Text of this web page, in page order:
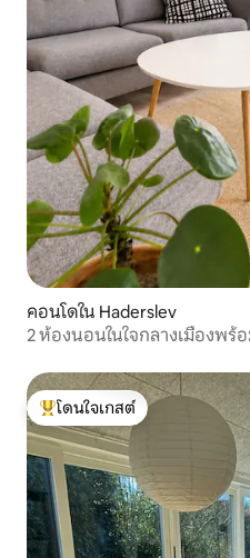
คอนโดใน Haderslev
2 ห้องนอนในใจกลางเมืองพร้
โดนใจเกสต์ที่สุด
โดนใจเกสต์